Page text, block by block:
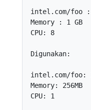
intel.com/foo
Memory : 1 GB
CPU: 8
Digunakan:
intel.com/foo:
Memory: 256MB
CPU: 1